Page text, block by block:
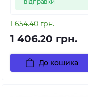
відправки
1 654.40 грн.
1 406.20 грн.
До кошика